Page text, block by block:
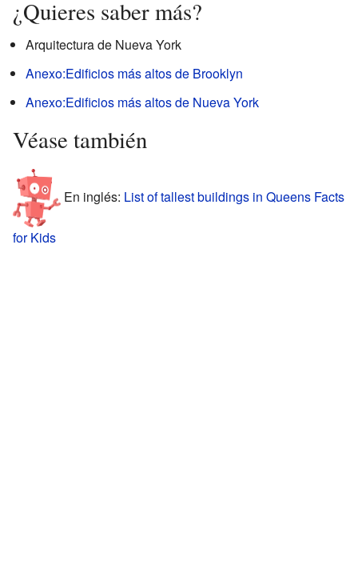
¿Quieres saber más?
Arquitectura de Nueva York
Anexo:Edificios más altos de Brooklyn
Anexo:Edificios más altos de Nueva York
Véase también
En inglés: List of tallest buildings in Queens Facts
for Kids